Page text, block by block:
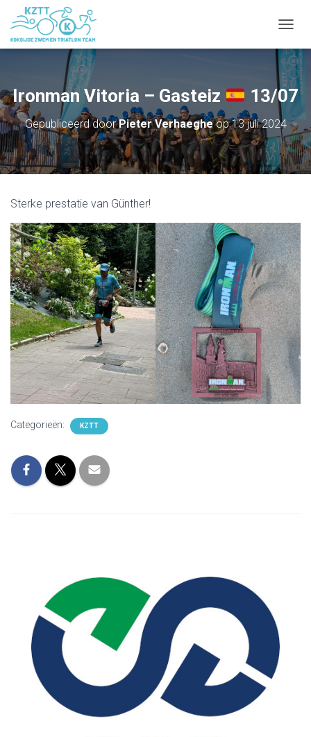
Ironman Vitoria – Gasteiz 13/07
Gepubliceerd doorPieter Verhaegheop13 juli 2024
Sterke prestatie van Günther!
Categorieën: KZTT